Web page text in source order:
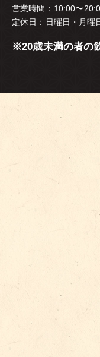
営業時間：10:00〜
定休日：日曜日・月曜
※20歳未満の者の